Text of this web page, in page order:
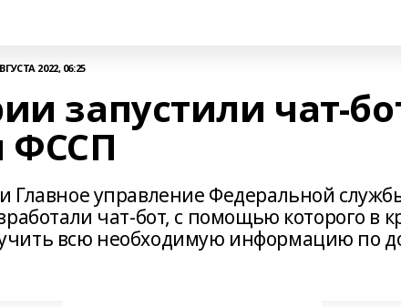
2022, 06:25
запустили чат-
ФССП
Главное управление Федеральной
чат-бот, с помощью которого в
всю необходимую информацию по